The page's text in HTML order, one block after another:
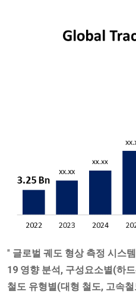
" 글로벌 궤도 형상 측정 시스
19 영향 분석, 구성요소별(하
철도 유형별(대형 철도, 고속